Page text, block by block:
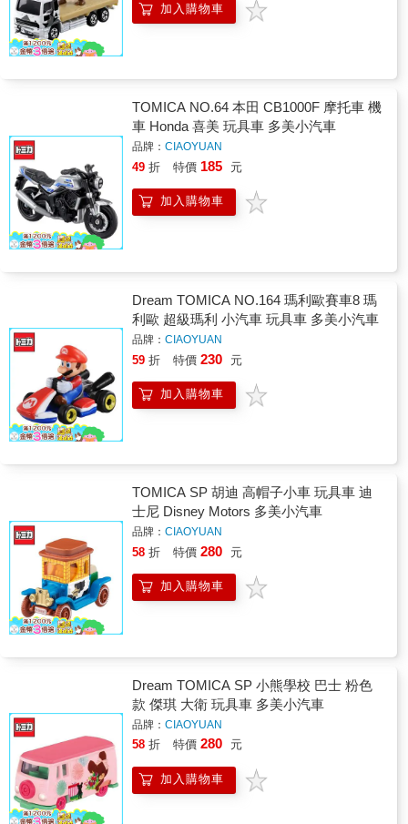
加入購物車
TOMICA NO.64 本田 CB1000F 摩托車 機
車 Honda 喜美 玩具車 多美小汽車
品牌： CIAOYUAN
49 折 特價 185 元
加入購物車
Dream TOMICA NO.164 瑪利歐賽車8 瑪
利歐 超級瑪利 小汽車 玩具車 多美小汽車
品牌： CIAOYUAN
59 折 特價 230 元
加入購物車
TOMICA SP 胡迪 高帽子小車 玩具車 迪
士尼 Disney Motors 多美小汽車
品牌： CIAOYUAN
58 折 特價 280 元
加入購物車
Dream TOMICA SP 小熊學校 巴士 粉色
款 傑琪 大衛 玩具車 多美小汽車
品牌： CIAOYUAN
58 折 特價 280 元
加入購物車